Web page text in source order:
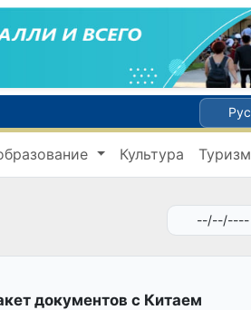
Рус
Культура Туризм
документов c Китаем